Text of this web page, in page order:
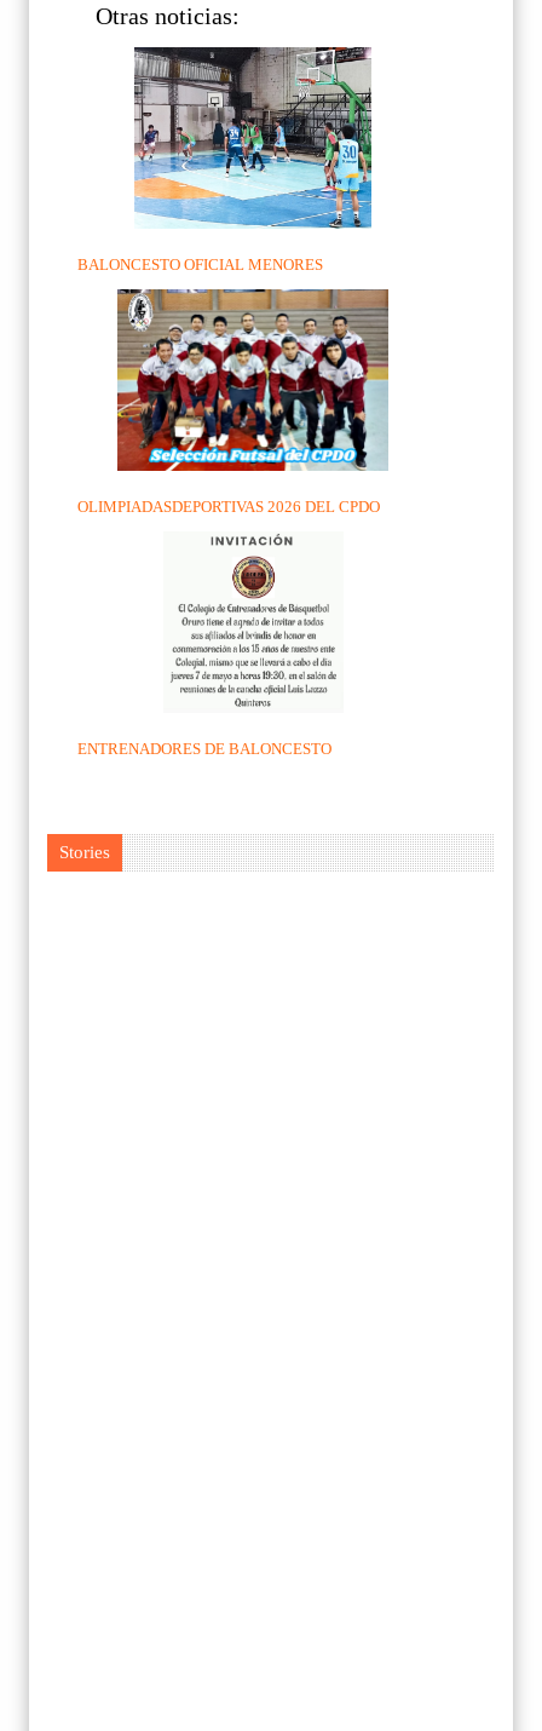
Otras noticias:
BALONCESTO OFICIAL MENORES
OLIMPIADASDEPORTIVAS 2026 DEL CPDO
ENTRENADORES DE BALONCESTO
Stories